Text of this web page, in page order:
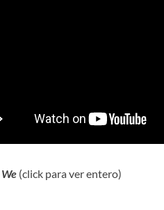
We (click para ver entero)